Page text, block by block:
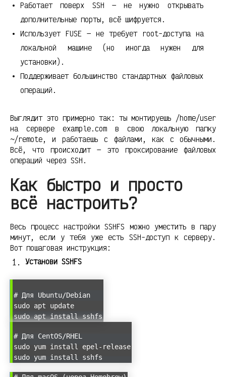
Работает поверх SSH — не нужно открывать
дополнительные порты, всё шифруется.
Использует FUSE — не требует root-доступа на
локальной машине (но иногда нужен для
установки).
Поддерживает большинство стандартных файловых
операций.
Выглядит это примерно так: ты монтируешь /home/user
на сервере example.com в свою локальную папку
~/remote, и работаешь с файлами, как с обычными.
Всё, что происходит — это проксирование файловых
операций через SSH.
Как быстро и просто
всё настроить?
Весь процесс настройки SSHFS можно уместить в пару
минут, если у тебя уже есть SSH-доступ к серверу.
Вот пошаговая инструкция:
Установи SSHFS
# Для Ubuntu/Debian
sudo apt update
sudo apt install sshfs
# Для CentOS/RHEL
sudo yum install epel-release
sudo yum install sshfs